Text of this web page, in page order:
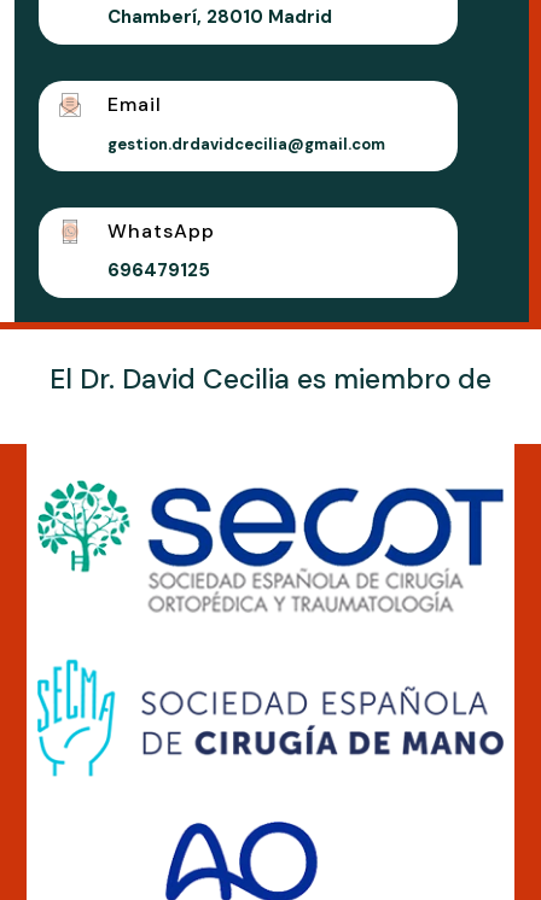
Chamberí, 28010 Madrid
Email
gestion.drdavidcecilia@gmail.com
WhatsApp
696479125
El Dr. David Cecilia es miembro de